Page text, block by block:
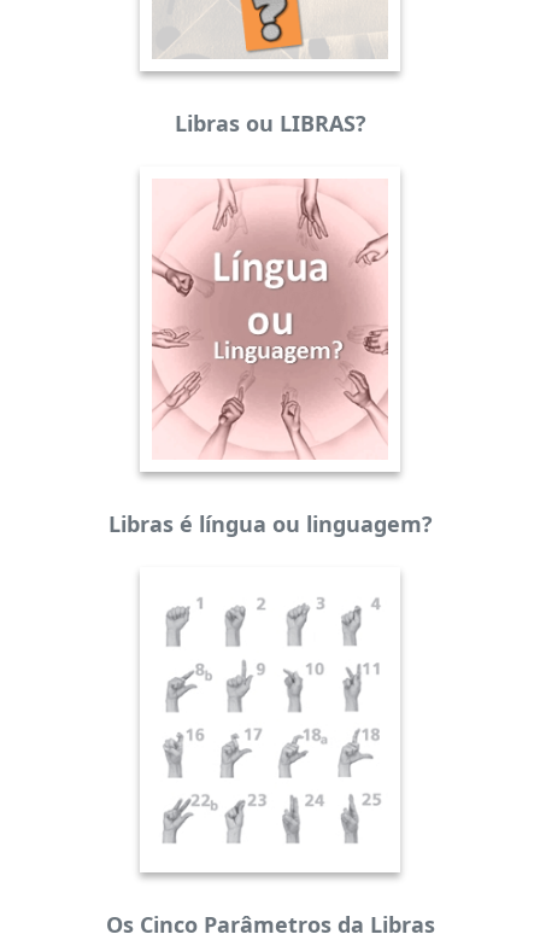
Libras ou LIBRAS?
Libras é língua ou linguagem?
Os Cinco Parâmetros da Libras